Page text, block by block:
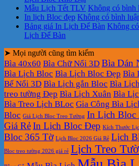
Mẫu Lịch Tết TLV Không có bình
In lịch Bloc đẹp Không có bình
Bảng giá In Lịch Để Bàn Không
Lịch Để Bàn
➤ Mọi người cũng tìm kiếm
Bìa 40x60 Bìa Chữ Nổi 3D Bìa Dán
Bìa Lịch Bloc Bìa Lịch Bloc Đẹp Bìa
Bế Nổi 3D Bìa Lịch gắn Bloc Bìa
treo tường Đẹp Bìa Lịch Xuân Bìa
Bìa Treo Lịch BLoc Gia Công Bìa
Bloc Giá Lịch Bloc Treo Tường In Lịch Bloc
Giá RẻIn Lịch Bloc Đẹp Kích Thước
Bloc 365 Tờ Lịch Bloc 2026 Giá Rẻ Lịch
Bloc treo tường 2026 giá rẻ Lịch Treo